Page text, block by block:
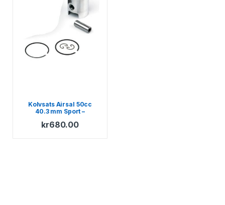
Kolvsats Airsal 50cc
40.3 mm Sport –
kr680.00